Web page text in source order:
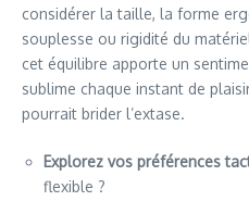
considérer la taille, la forme
souplesse ou rigidité du
cet équilibre apporte un
sublime chaque instant de
pourrait brider l’extase.
Explorez vos préférences
flexible ?